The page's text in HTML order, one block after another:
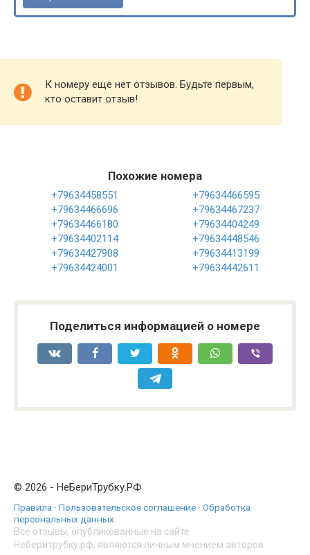
К номеру еще нет отзывов. Будьте первым,
кто оставит отзыв!
Похожие номера
+79634458551
+79634466595
+79634466696
+79634467237
+79634466180
+79634404249
+79634402114
+79634448546
+79634427908
+79634413199
+79634424001
+79634442611
Поделиться информацией о номере
© 2026 - НеБериТрубку.РФ
Правила · Пользовательское соглашение · Обработка
персональных данных
Все отзывы, опубликованные на сайте
Неберитрубку.рф, являются личным мнением авторов